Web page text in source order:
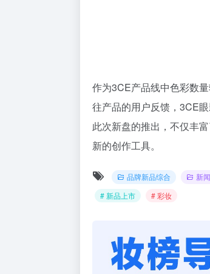
作为3CE产品线中色彩数
往产品的用户反馈，3CE
此次新盘的推出，不仅丰
新的创作工具。
品牌新品综合 新
# 新品上市
# 彩妆